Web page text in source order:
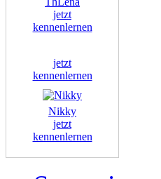
jetzt
kennenlernen
jetzt
kennenlernen
Nikky
jetzt
kennenlernen